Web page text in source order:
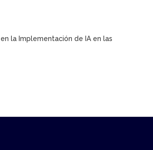
la Implementación de IA en las